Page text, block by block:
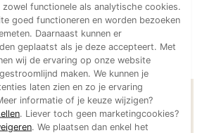
Tuinontwerpstudio
functionele als analytische cookies.
goed functioneren en worden bezoeken
Daarnaast kunnen er
geplaatst als je deze accepteert. Met
wij de ervaring op onze website
maken. We kunnen je
laten zien en zo je ervaring
informatie of je keuze wijzigen?
. Liever toch geen marketingcookies?
. We plaatsen dan enkel het